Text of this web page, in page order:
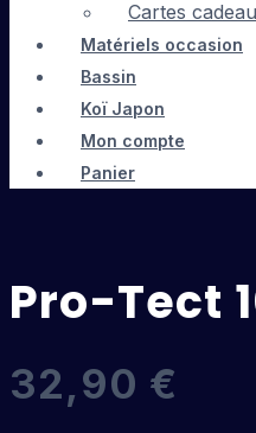
Cartes
Matériels occasion
Bassin
Koï Japon
Mon compte
Panier
Pro-Tect
32,90 €